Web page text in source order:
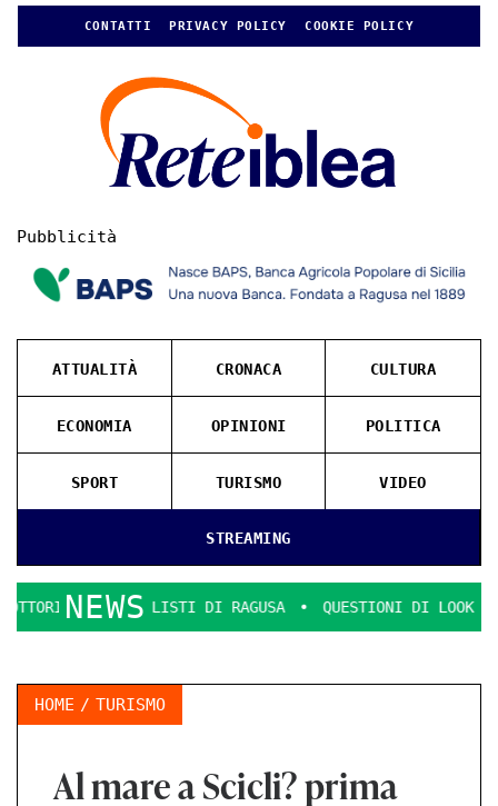
CONTATTI PRIVACY POLICY COOKIE POLICY
Pubblicità
STREAMING
ATTUALITÀ CRONACA CULTURA
ECONOMIA OPINIONI POLITICA
SPORT TURISMO VIDEO
NEWS
DI RAGUSA QUESTIONI DI LOOK E DECENZA.
HOME TURISMO
Al mare a Scicli? prima